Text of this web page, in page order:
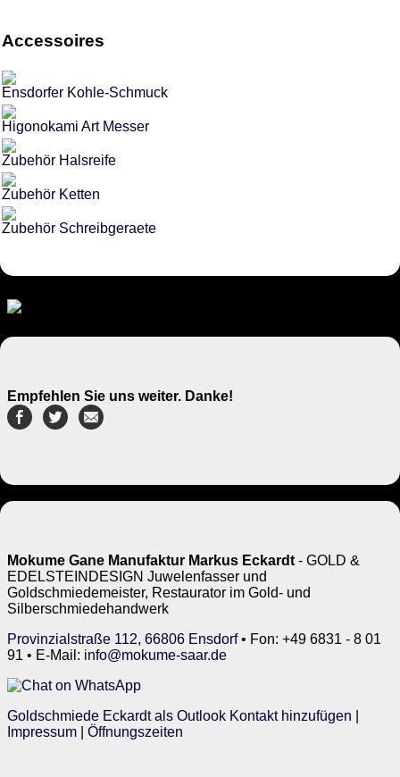
Accessoires
Ensdorfer Kohle-Schmuck
Higonokami Art Messer
Zubehör Halsreife
Zubehör Ketten
Zubehör Schreibgeraete
Empfehlen Sie uns weiter. Danke!
Mokume Gane Manufaktur Markus Eckardt - GOLD &
EDELSTEINDESIGN Juwelenfasser und
Goldschmiedemeister, Restaurator im Gold- und
Silberschmiedehandwerk
Provinzialstraße 112, 66806 Ensdorf• Fon: +49 6831 - 8 01
91 • E-Mail: info@mokume-saar.de
Goldschmiede Eckardt als Outlook Kontakt hinzufügen
Impressum
Öffnungszeiten